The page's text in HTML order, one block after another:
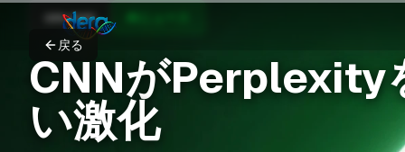
戻る
cnn.com
CNNがPerplexity
い激化